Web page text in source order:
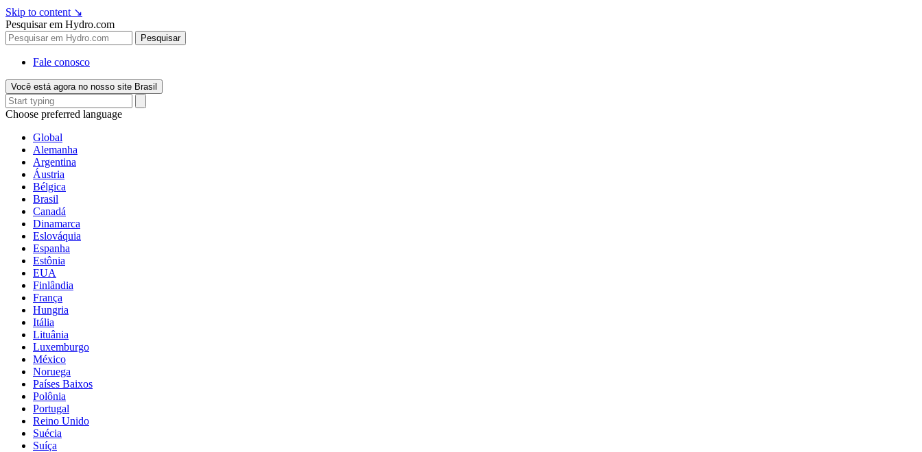
Skip to content ↘
Pesquisar em Hydro.com
Pesquisar
Fale conosco
Você está agora no nosso site Brasil
Choose preferred language
Global
Alemanha
Argentina
Áustria
Bélgica
Brasil
Canadá
Dinamarca
Eslováquia
Espanha
Estônia
EUA
Finlândia
França
Hungria
Itália
Lituânia
Luxemburgo
México
Noruega
Países Baixos
Polônia
Portugal
Reino Unido
Suécia
Suíça